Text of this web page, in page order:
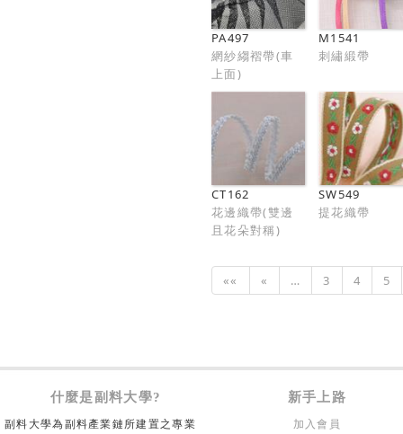
PA497
網紗縐褶帶(車
上面)
M1541
刺繡緞帶
CT162
花邊織帶(雙邊
且花朵對稱)
SW549
提花織帶
«« « … 3 4 5
什麼是副料大學? 新手上路
副料大學為副料產業鏈所建置之專業
加入會員